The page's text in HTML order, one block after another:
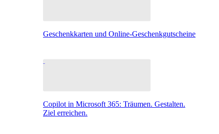
Geschenkkarten und Online-Geschenkgutscheine
Copilot in Microsoft 365: Träumen. Gestalten.
Ziel erreichen.